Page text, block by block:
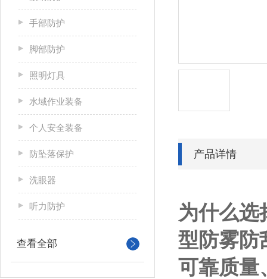
手部防护
脚部防护
照明灯具
水域作业装备
个人安全装备
防坠落保护
洗眼器
听力防护
查看全部
产品详情
为什么选
型防雾防
可靠质量